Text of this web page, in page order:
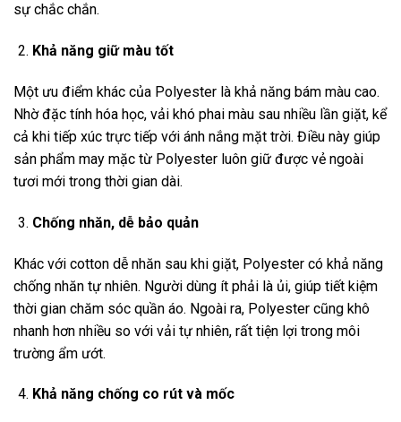
sự chắc chắn.
Khả năng giữ màu tốt
Một ưu điểm khác của Polyester là khả năng bám màu cao.
Nhờ đặc tính hóa học, vải khó phai màu sau nhiều lần giặt, kể
cả khi tiếp xúc trực tiếp với ánh nắng mặt trời. Điều này giúp
sản phẩm may mặc từ Polyester luôn giữ được vẻ ngoài
tươi mới trong thời gian dài.
Chống nhăn, dễ bảo quản
Khác với cotton dễ nhăn sau khi giặt, Polyester có khả năng
chống nhăn tự nhiên. Người dùng ít phải là ủi, giúp tiết kiệm
thời gian chăm sóc quần áo. Ngoài ra, Polyester cũng khô
nhanh hơn nhiều so với vải tự nhiên, rất tiện lợi trong môi
trường ẩm ướt.
Khả năng chống co rút và mốc